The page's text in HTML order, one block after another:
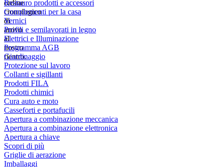
ordine
cronologico
di
arrivo
al
nostro
rientro.
Restauro prodotti e accessori
Complementi per la casa
Vernici
Profili e semilavorati in legno
Elettrici e Illuminazione
Programma AGB
Giardinaggio
Protezione sul lavoro
Collanti e sigillanti
Prodotti FILA
Prodotti chimici
Cura auto e moto
Casseforti e portafucili
Apertura a combinazione meccanica
Apertura a combinazione elettronica
Apertura a chiave
Scopri di più
Griglie di aerazione
Imballaggi